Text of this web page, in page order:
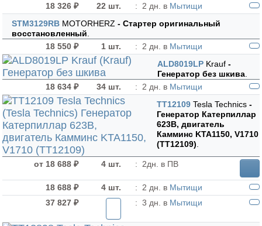
18 326 ₽
22 шт. : 2 дн. в Мытищи
STM3129RB MOTORHERZ - Стартер оригинальный
восстановленный
18 550 ₽
1 шт. : 2 дн. в Мытищи
ALD8019LP Krauf -
Генератор без шкива.
18 634 ₽
34 шт. : 2 дн. в Мытищи
TT12109 Tesla Technics -
Генератор Катерпиллар
623B, двигатель
Камминс KTA1150, V1710
(TT12109)
от 18 688 ₽ 4 шт. : 2дн. в ПВ
18 688 ₽ 4 шт. : 2 дн. в Мытищи
37 827 ₽
: 3 дн. в Мытищи